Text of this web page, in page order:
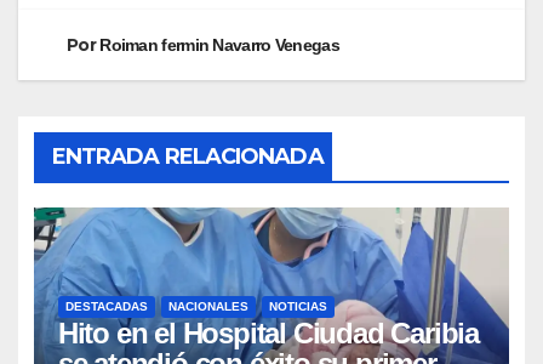
PorRoiman fermin Navarro Venegas
ENTRADA RELACIONADA
DESTACADAS NACIONALES NOTICIAS
Hito en el Hospital Ciudad Caribia